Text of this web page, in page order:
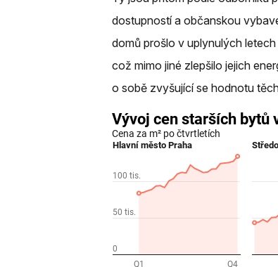
dostupností a občanskou
domů prošlo v uplynulých
což mimo jiné zlepšilo jejich
o sobě zvyšující se hodnotu